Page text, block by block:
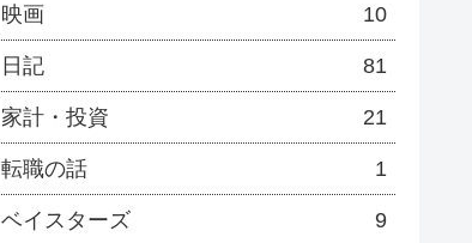
映画 10
日記 81
家計・投資 21
転職の話 1
ベイスターズ 9